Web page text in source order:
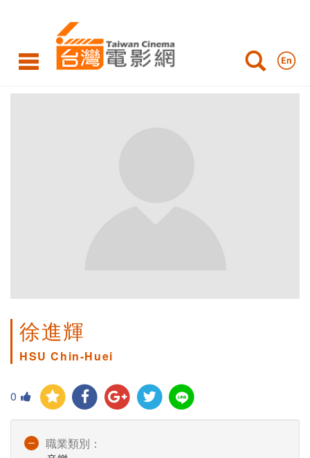
徐進輝
HSU Chin-Huei
0
職業類別：